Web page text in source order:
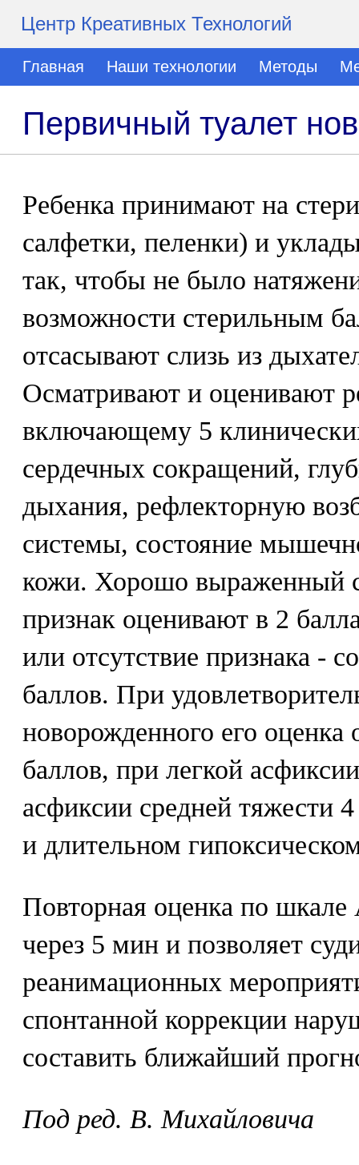
Центр Креативных Технологий
Главная Наши технологии Методы
Первичный туалет
Ребенка принимают на
салфетки, пеленки) и
так, чтобы не было
возможности стерильным
отсасывают слизь из
Осматривают и оценивают
включающему 5
сердечных сокращений,
дыхания, рефлекторную
системы, состояние
кожи. Хорошо выраженный
признак оценивают в 2
или отсутствие признака -
баллов. При
новорожденного его оценка
баллов, при легкой
асфиксии средней тяжести
и длительном
Повторная оценка по шкале
через 5 мин и позволяет
реанимационных
спонтанной коррекции
составить ближайший
Под ред. В. Михайловича